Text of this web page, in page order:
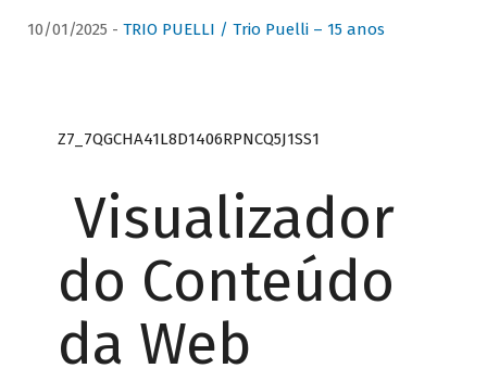
10/01/2025 - TRIO PUELLI / Trio Puelli – 15 anos
Z7_7QGCHA41L8D1406RPNCQ5J1SS1
Visualizador
do Conteúdo
da Web